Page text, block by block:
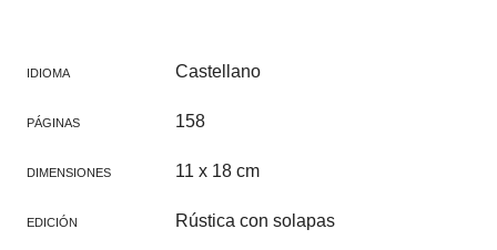
IDIOMA Castellano
PÁGINAS 158
DIMENSIONES 11 x 18 cm
EDICIÓN Rústica con solapas